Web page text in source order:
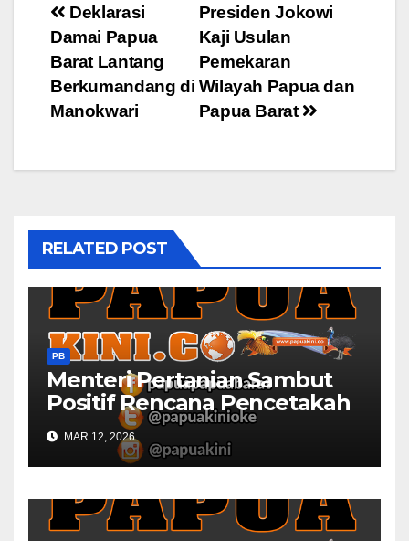
Post
navigation
Presiden Jokowi
Kaji Usulan
Pemekaran
Wilayah Papua dan
Papua Barat
Deklarasi
Damai Papua
Barat Lantang
Berkumandang di
Manokwari
RELATED POST
PB
Menteri Pertanian Sambut
Positif Rencana Pencetakah
Sawah dan Ladang di Papua
Barat
MAR 12, 2026